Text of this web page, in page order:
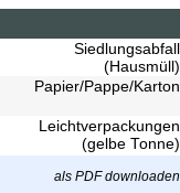
Siedlungsabfall
(Hausmüll)
Papier/Pappe/Karton
Leichtverpackungen
(gelbe Tonne)
als PDF downloaden